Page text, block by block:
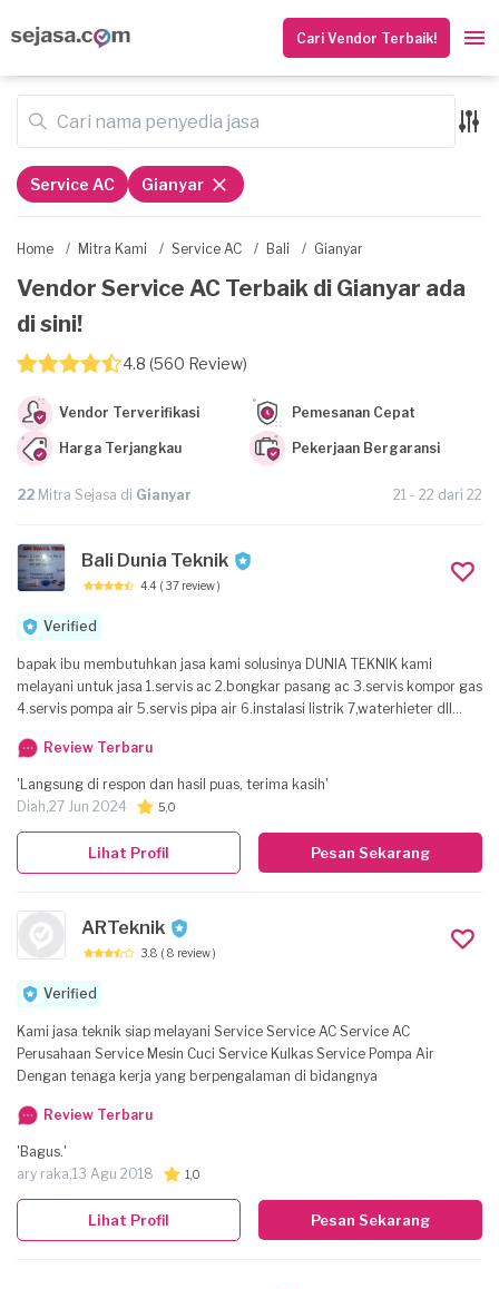
Cari Vendor Terbaik!
Home / Mitra Kami / Service AC / Bali / Gianyar
Vendor Service AC Terbaik di Gianyar ada
di sini!
4.8 (560 Review)
Vendor Terverifikasi Pemesanan Cepat
Harga Terjangkau Pekerjaan Bergaransi
22 Mitra Sejasa di Gianyar 21 - 22 dari 22
Service AC Gianyar
Bali Dunia Teknik
4.4 ( 37 review )
Verified
bapak ibu membutuhkan jasa kami solusinya DUNIA TEKNIK kami
melayani untuk jasa 1.servis ac 2.bongkar pasang ac 3.servis kompor gas
4.servis pompa air 5.servis pipa air 6.instalasi listrik 7,waterhieter dll
Review Terbaru
'Langsung di respon dan hasil puas, terima kasih'
Diah,27 Jun 2024 5,0
Pesan Sekarang
Lihat Profil
ARTeknik
3.8 ( 8 review )
Verified
Kami jasa teknik siap melayani Service Service AC Service AC
Perusahaan Service Mesin Cuci Service Kulkas Service Pompa Air
Dengan tenaga kerja yang berpengalaman di bidangnya
Review Terbaru
'Bagus.'
ary raka,13 Agu 2018 1,0
Pesan Sekarang
Lihat Profil